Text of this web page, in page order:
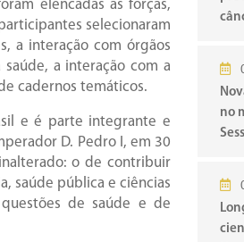
elencadas as forças,
selecionaram
a interação com órgãos
a interação com a
cadernos temáticos.
e é parte integrante e
D. Pedro I, em 30
o de contribuir
saúde pública e ciências
de saúde e de
no